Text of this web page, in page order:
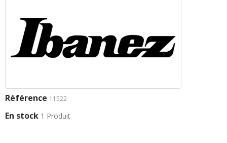
Référence 11522
En stock 1 Produit